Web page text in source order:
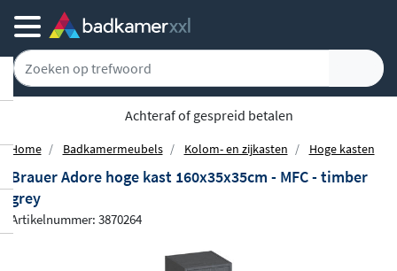
Gratis bezorgd vanaf 100,-
Home Badkamermeubels Kolom- en zijkasten Hoge kasten
Brauer Adore hoge kast 160x35x35cm - MFC - timber
grey
Artikelnummer: 3870264